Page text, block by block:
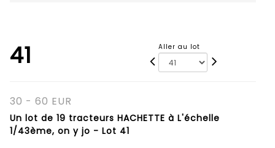
41 Aller au lot
30 - 60 EUR
Un lot de 19 tracteurs HACHETTE à L'échelle
1/43ème, on y jo - Lot 41